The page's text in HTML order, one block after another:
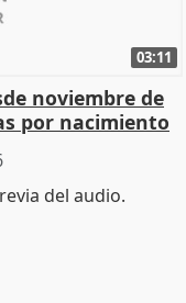
03:11
noviembre de
por nacimiento